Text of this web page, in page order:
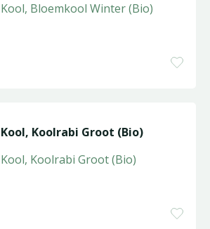
Kool, Bloemkool Winter (Bio)
Kool, Koolrabi Groot (Bio)
Kool, Koolrabi Groot (Bio)